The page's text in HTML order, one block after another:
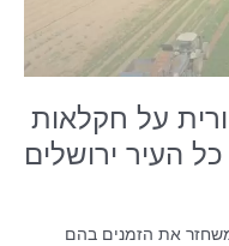
על חקלאות
העיר ירושלים
את הזמנים בהם